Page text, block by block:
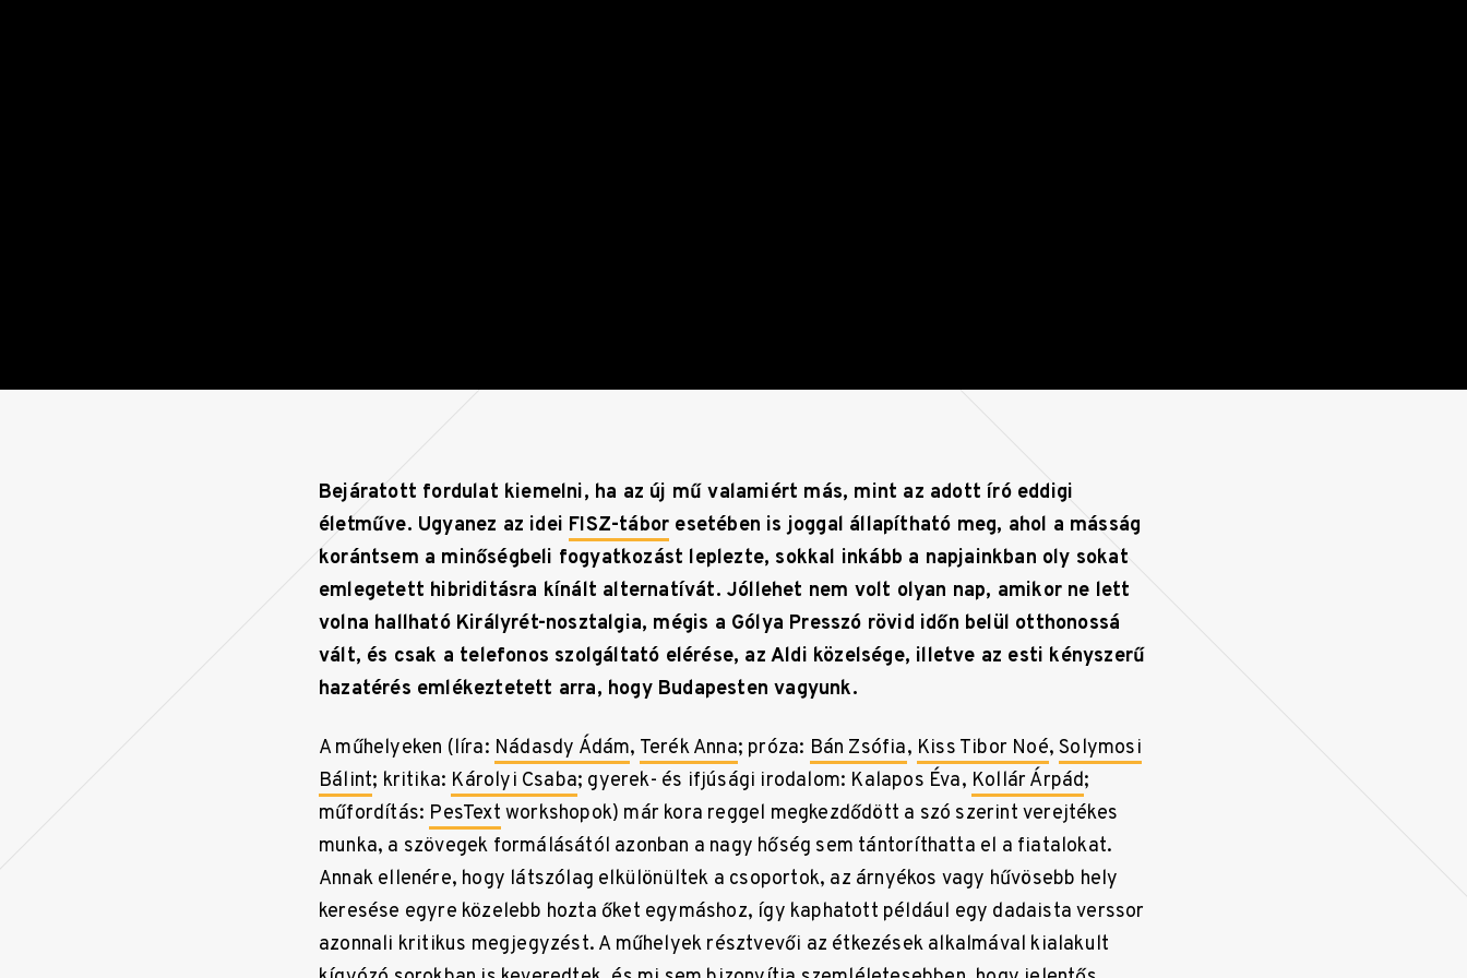
Bejáratott fordulat kiemelni, ha az új mű valamiért más, mint az adott író eddigi
életműve. Ugyanez az idei FISZ-tábor esetében is joggal állapítható meg, ahol a másság
korántsem a minőségbeli fogyatkozást leplezte, sokkal inkább a napjainkban oly sokat
emlegetett hibriditásra kínált alternatívát. Jóllehet nem volt olyan nap, amikor ne lett
volna hallható Királyrét-nosztalgia, mégis a Gólya Presszó rövid időn belül otthonossá
vált, és csak a telefonos szolgáltató elérése, az Aldi közelsége, illetve az esti kényszerű
hazatérés emlékeztetett arra, hogy Budapesten vagyunk.
A műhelyeken (líra: Nádasdy Ádám, Terék Anna; próza: Bán Zsófia, Kiss Tibor Noé,Solymosi
Bálint; kritika: Károlyi Csaba; gyerek- és ifjúsági irodalom: Kalapos Éva, Kollár Árpád;
műfordítás: PesText workshopok) már kora reggel megkezdődött a szó szerint verejtékes
munka, a szövegek formálásától azonban a nagy hőség sem tántoríthatta el a fiatalokat.
Annak ellenére, hogy látszólag elkülönültek a csoportok, az árnyékos vagy hűvösebb hely
keresése egyre közelebb hozta őket egymáshoz, így kaphatott például egy dadaista verssor
azonnali kritikus megjegyzést. A műhelyek résztvevői az étkezések alkalmával kialakult